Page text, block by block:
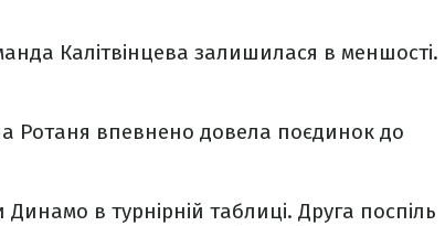
Калітвінцева залишилася в меншості.
Ротаня впевнено довела поєдинок до
в турнірній таблиці. Друга поспіль